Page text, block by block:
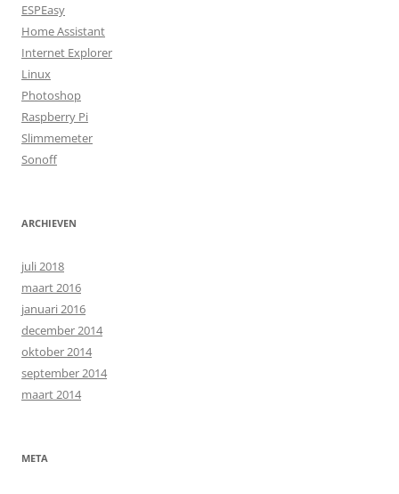
ESPEasy
Home Assistant
Internet Explorer
Linux
Photoshop
Raspberry Pi
Slimmemeter
Sonoff
ARCHIEVEN
juli 2018
maart 2016
januari 2016
december 2014
oktober 2014
september 2014
maart 2014
META